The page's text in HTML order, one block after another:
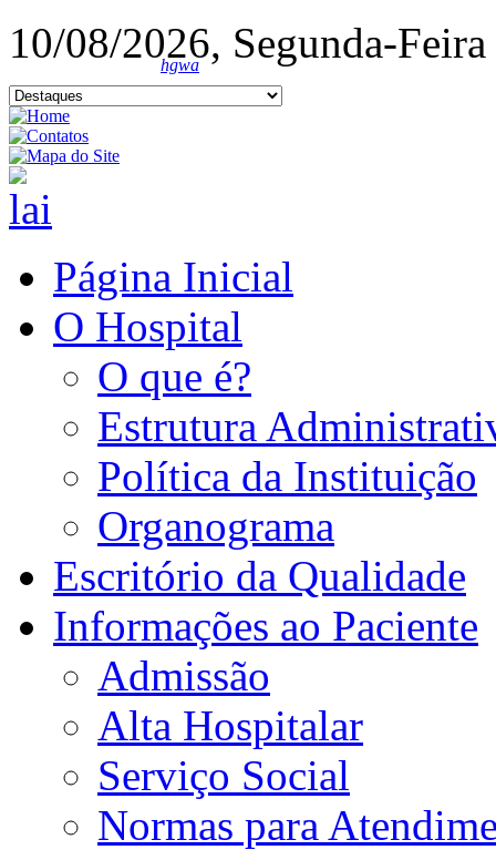
10/08/2026, Segunda-Feira
hgwa
Página Inicial
O Hospital
O que é?
Estrutura
Política da Instituição
Organograma
Escritório da Qualidade
Informações ao Paciente
Admissão
Alta Hospitalar
Serviço Social
Normas para